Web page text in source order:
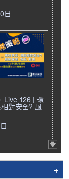
日
Live 126 | 環
對安全? 風